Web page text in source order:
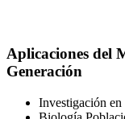
Aplicaciones del
Generación
Investigación